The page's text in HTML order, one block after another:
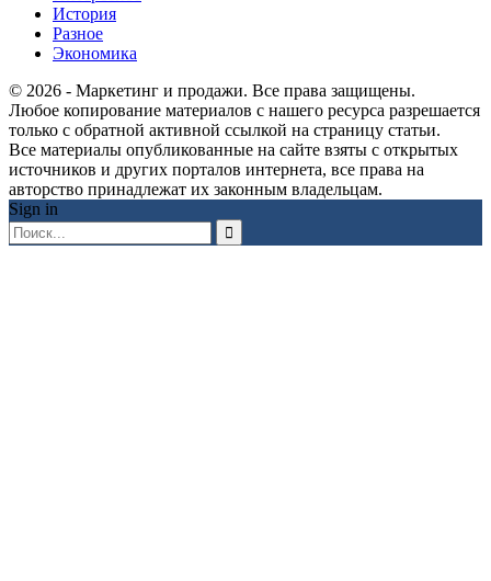
История
Разное
Экономика
© 2026 - Маркетинг и продажи. Все права защищены.
Любое копирование материалов с нашего ресурса разрешается
только с обратной активной ссылкой на страницу статьи.
Все материалы опубликованные на сайте взяты с открытых
источников и других порталов интернета, все права на
авторство принадлежат их законным владельцам.
Sign in